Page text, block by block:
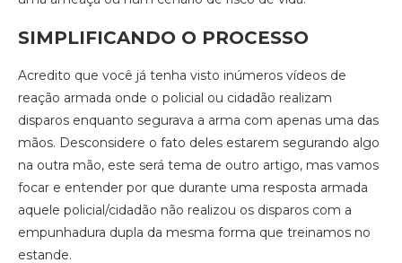
SIMPLIFICANDO O PROCESSO
Acredito que você já tenha visto inúmeros vídeos de
reação armada onde o policial ou cidadão realizam
disparos enquanto segurava a arma com apenas uma das
mãos. Desconsidere o fato deles estarem segurando algo
na outra mão, este será tema de outro artigo, mas vamos
focar e entender por que durante uma resposta armada
aquele policial/cidadão não realizou os disparos com a
empunhadura dupla da mesma forma que treinamos no
estande.